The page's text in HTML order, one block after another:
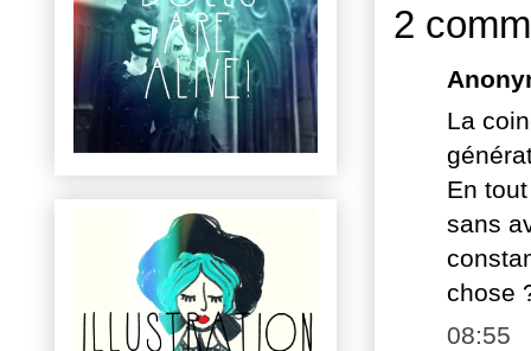
2
La
En
sans
chose
08:55